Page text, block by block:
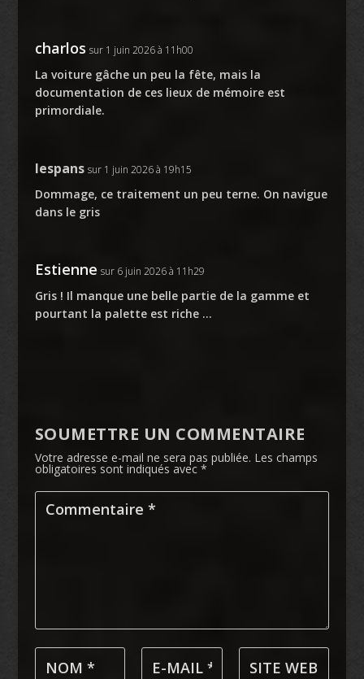
charlos sur 1 juin 2026 à 11h00
La voiture gâche un peu la fête, mais la
documentation de ces lieux de mémoire est
primordiale.
lespans sur 1 juin 2026 à 19h15
Dommage, ce traitement un peu terne. On navigue
dans le gris
Estienne sur 6 juin 2026 à 11h29
Gris ! Il manque une belle partie de la gamme et
pourtant la palette est riche …
SOUMETTRE UN COMMENTAIRE
Votre adresse e-mail ne sera pas publiée. Les champs
obligatoires sont indiqués avec *